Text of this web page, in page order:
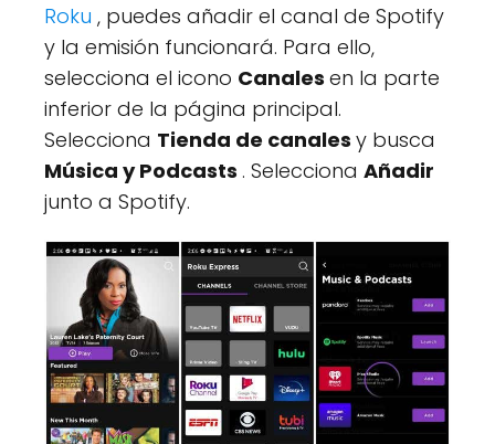
Roku , puedes añadir el canal de Spotify
y la emisión funcionará. Para ello,
selecciona el icono Canales en la parte
inferior de la página principal.
Selecciona Tienda de canales y busca
Música y Podcasts . Selecciona Añadir
junto a Spotify.